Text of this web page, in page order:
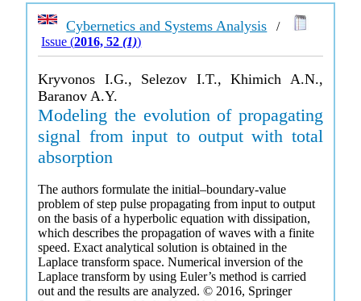
Cybernetics and Systems Analysis /
Issue (2016, 52(1))
Kryvonos I.G., Selezov I.T., Khimich A.N.,
Baranov A.Y.
Modeling the evolution of propagating
signal from input to output with total
absorption
The authors formulate the initial–boundary-value
problem of step pulse propagating from input to output
on the basis of a hyperbolic equation with dissipation,
which describes the propagation of waves with a finite
speed. Exact analytical solution is obtained in the
Laplace transform space. Numerical inversion of the
Laplace transform by using Euler’s method is carried
out and the results are analyzed. © 2016, Springer